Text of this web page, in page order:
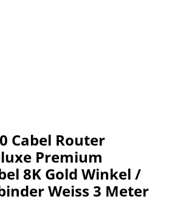
Cabel Router
Premium
8K Gold Winkel /
Weiss 3 Meter